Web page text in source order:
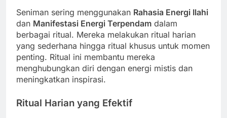
Seniman sering menggunakan Rahasia Energi Ilahi
dan Manifestasi Energi Terpendam dalam
berbagai ritual. Mereka melakukan ritual harian
yang sederhana hingga ritual khusus untuk momen
penting. Ritual ini membantu mereka
menghubungkan diri dengan energi mistis dan
meningkatkan inspirasi.
Ritual Harian yang Efektif